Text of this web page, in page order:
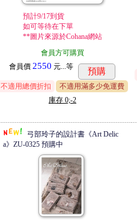
預計9/17到貨
如可等待在下單
**圖片來源於Cohana網站
會員方可購買
會員價 2550 元...等 預購
不適用總價折扣
不適用滿多少免運費
庫存 0;-2
弓部玲子的設計書《Art Delic
a》ZU-0325 預購中